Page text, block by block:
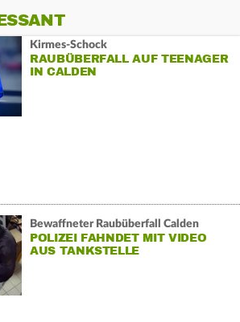
Kirmes-Schock
RAUBÜBERFALL AUF TEENAGER
IN CALDEN
Bewaffneter Raubüberfall Calden
POLIZEI FAHNDET MIT VIDEO
AUS TANKSTELLE